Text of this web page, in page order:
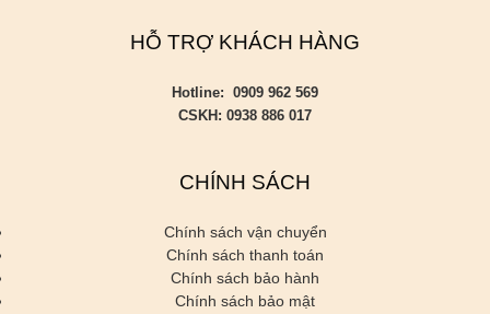
HỖ TRỢ KHÁCH HÀNG
Hotline: 0909 962 569
CSKH: 0938 886 017
CHÍNH SÁCH
Chính sách vận chuyển
Chính sách thanh toán
Chính sách bảo hành
Chính sách bảo mật